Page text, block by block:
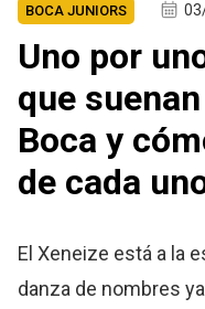
BOCA JUNIORS
Uno por
que
Boca y
de cada
El Xeneize está a la
danza de nombres